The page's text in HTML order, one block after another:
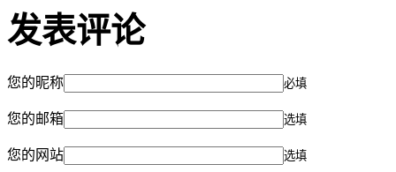
发表评论
您的昵称 必填
您的邮箱 选填
您的网站 选填